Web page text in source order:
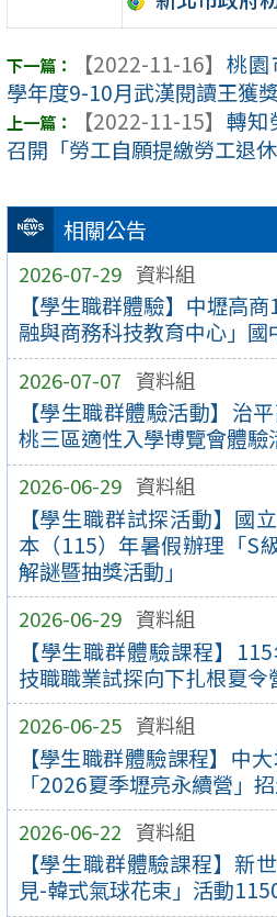
相關公告
2026-07-29 資料組
【學生職群體驗】中壢高
融與商務科技教育中心」國
2026-07-07 資料組
【學生職群體驗活動】治
桃三區適性入學博覽會體驗
2026-06-29 資料組
【學生職群試探活動】國
本（115）年暑假辦理「
解謎暨抽獎活動」
2026-06-29 資料組
【學生職群體驗課程】
技職職業試探向下扎根夏令
2026-06-25 資料組
【學生職群體驗課程】中
「2026夏季壢亮永續營」
2026-06-22 資料組
【學生職群體驗課程】新
見-韓式氣球花束」活動
【2022-11-16】 桃園
學年度9-10月武漢閱讀王獲
【2022-11-15】 轉知
召開「勞工自願提繳勞工退